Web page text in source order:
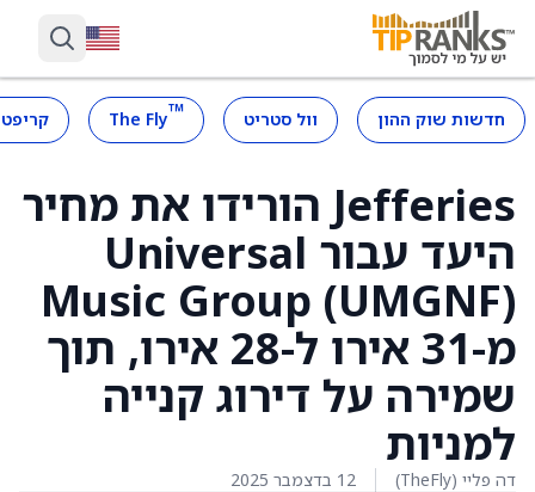
חדשות שוק ההון וול סטריט ™
The Fly
Jefferies הורידו את מחיר
היעד עבור Universal
Music Group (UMGNF)
מ-31 אירו ל-28 אירו, תוך
שמירה על דירוג קנייה
למניות
דה פליי (TheFly) 12 בדצמבר 2025